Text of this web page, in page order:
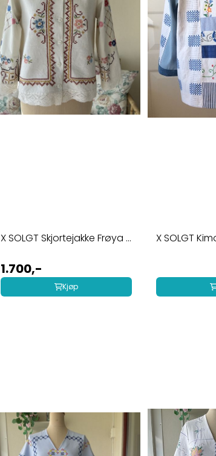
X SOLGT Skjortejakke Frøya ...
1.700,-
Kjøp
X SOLGT